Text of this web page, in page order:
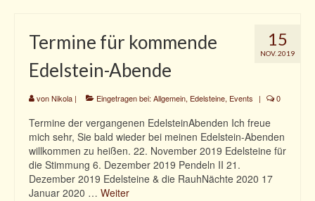
15
NOV. 2019
Termine für kommende
Edelstein-Abende
vonNikola | Eingetragen bei: Allgemein, Edelsteine, Events | 0
Termine der vergangenen EdelsteinAbenden Ich freue
mich sehr, Sie bald wieder bei meinen Edelstein-Abenden
willkommen zu heißen. 22. November 2019 Edelsteine für
die Stimmung 6. Dezember 2019 Pendeln II 21.
Dezember 2019 Edelsteine & die RauhNächte 2020 17
Januar 2020 … Weiter